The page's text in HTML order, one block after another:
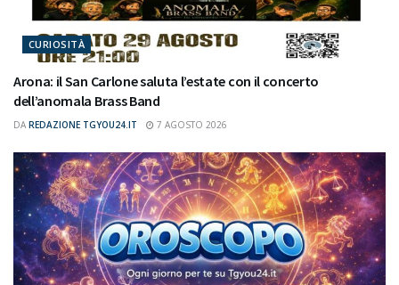
CURIOSITÀ
Arona: il San Carlone saluta l’estate con il concerto
dell’anomala Brass Band
DA REDAZIONE TGYOU24.IT 7 AGOSTO 2026